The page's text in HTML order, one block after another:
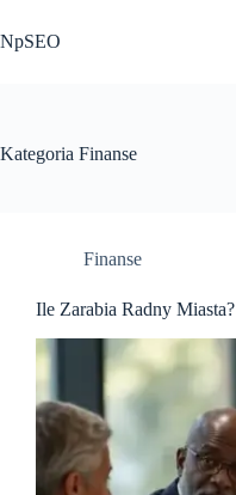
do
treści
NpSEO
Kategoria Finanse
Finanse
Ile Zarabia Radny Miasta?